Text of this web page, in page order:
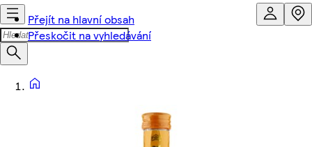
Přejít na hlavní obsah
Přeskočit na vyhledávání